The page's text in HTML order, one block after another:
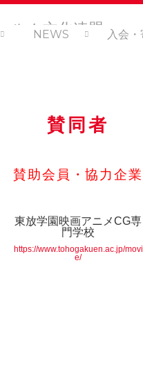
NEWS 入会
賛同者
賛助会員・協力企業
東放学園映画アニメCG専
門学校
https://www.tohogakuen.ac.jp/movi
e/